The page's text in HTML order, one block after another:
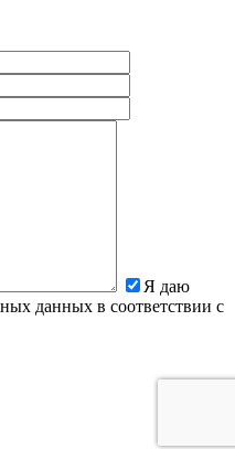
Я даю
данных в соответствии с